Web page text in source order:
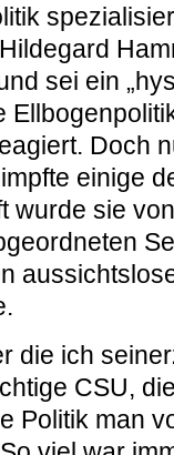
sei ein
Doch
einige
wurde sie
die ich
CSU,
Politik man